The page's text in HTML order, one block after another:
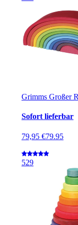
Grimms Großer
Sofort lieferbar
79,95 €79.95
529